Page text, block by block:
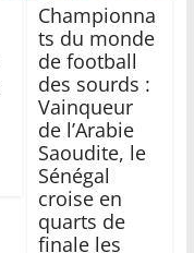
Championna
ts du monde
de football
des sourds :
Vainqueur
de l’Arabie
Saoudite, le
Sénégal
croise en
quarts de
finale les